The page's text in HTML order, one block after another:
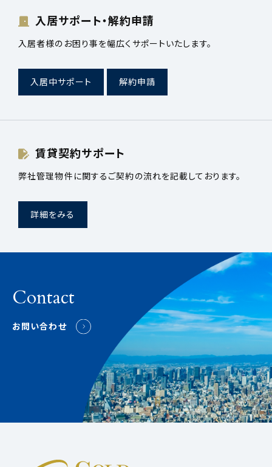
入居サポート・解約申請
入居者様のお困り事を幅広くサポートいたします。
入居中サポート 解約申請
賃貸契約サポート
弊社管理物件に関するご契約の流れを記載しております。
詳細をみる
Contact
お問い合わせ